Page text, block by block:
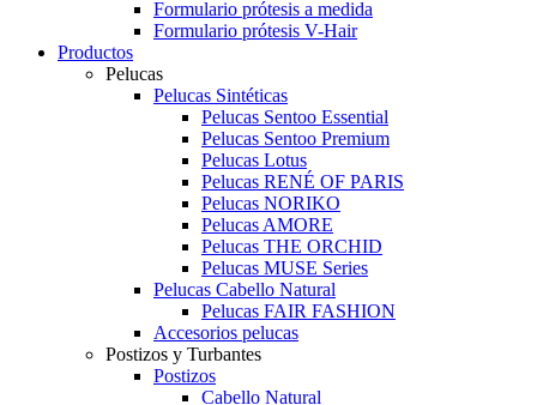
Formulario prótesis a medida
Formulario prótesis V-Hair
Productos
Pelucas
Pelucas Sintéticas
Pelucas Sentoo Essential
Pelucas Sentoo Premium
Pelucas Lotus
Pelucas RENÉ OF PARIS
Pelucas NORIKO
Pelucas AMORE
Pelucas THE ORCHID
Pelucas MUSE Series
Pelucas Cabello Natural
Pelucas FAIR FASHION
Accesorios pelucas
Postizos y Turbantes
Postizos
Cabello Natural